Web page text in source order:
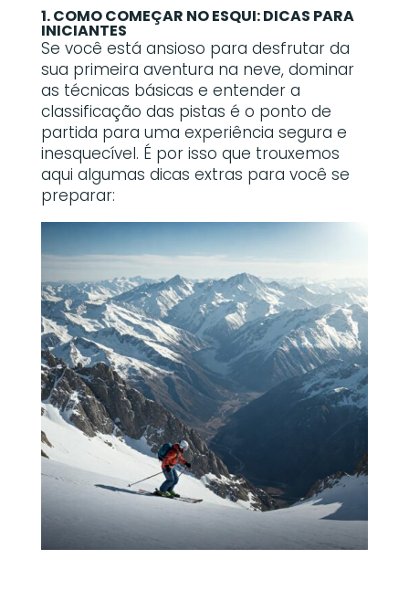
1. COMO COMEÇAR NO ESQUI: DICAS PARA
INICIANTES
Se você está ansioso para desfrutar da
sua primeira aventura na neve, dominar
as técnicas básicas e entender a
classificação das pistas é o ponto de
partida para uma experiência segura e
inesquecível. É por isso que trouxemos
aqui algumas dicas extras para você se
preparar: